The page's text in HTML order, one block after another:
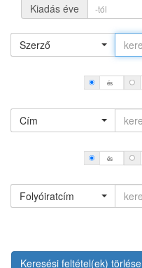
Kiadás éve
Szerző
és
Cím
és
Folyóiratcím
Keresési feltétel(ek) törlése